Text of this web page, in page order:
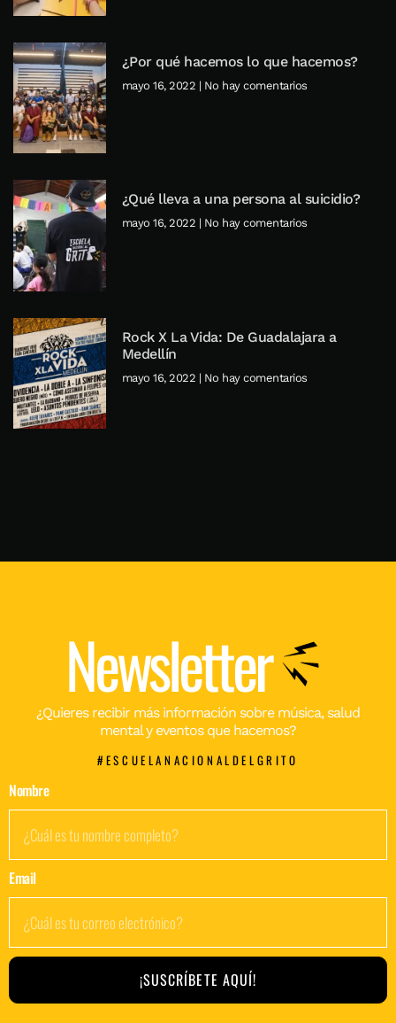
¿Por qué hacemos lo que hacemos?
mayo 16, 2022 No hay comentarios
¿Qué lleva a una persona al suicidio?
mayo 16, 2022 No hay comentarios
Rock X La Vida: De Guadalajara a
Medellín
mayo 16, 2022 No hay comentarios
Newsletter
¿Quieres recibir más información sobre música, salud
mental y eventos que hacemos?
#ESCUELANACIONALDELGRITO
Nombre
Email
¡SUSCRÍBETE AQUÍ!